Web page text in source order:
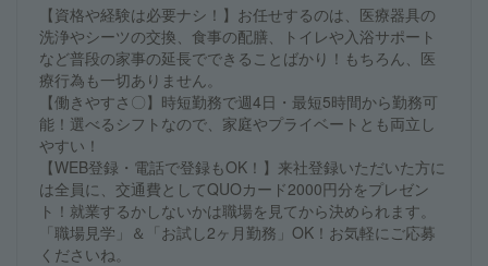
【資格や経験は必要ナシ！】お任せするのは、医療器具の
洗浄やシーツの交換、食事の配膳、トイレや入浴サポート
など普段の家事の延長でできることばかり！もちろん、医
療行為も一切ありません。
【働きやすさ〇】時短勤務で週4日・最短5時間から勤務可
能！選べるシフトなので、家庭やプライベートとも両立し
やすい！
【WEB登録・電話で登録もOK！】来社登録いただいた方に
は全員に、交通費としてQUOカード2000円分をプレゼン
ト！就業するかしないかは職場を見てから決められます。
「職場見学」＆「お試し2ヶ月勤務」OK！お気軽にご応募
くださいね。